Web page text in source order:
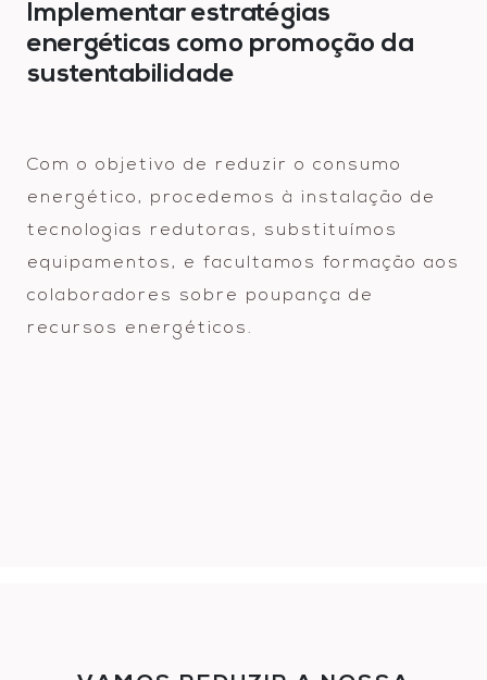
Implementar estratégias
energéticas como promoção da
sustentabilidade
Com o objetivo de reduzir o consumo
energético, procedemos à instalação de
tecnologias redutoras, substituímos
equipamentos, e facultamos formação aos
colaboradores sobre poupança de
recursos energéticos.